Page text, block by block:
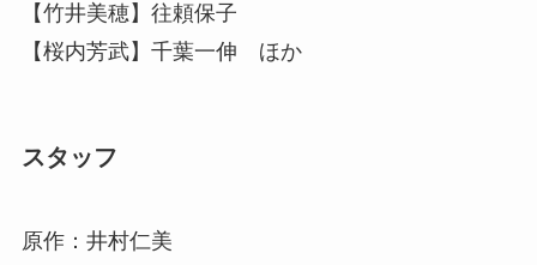
【竹井美穂】往頼保子
【桜内芳武】千葉一伸 ほか
スタッフ
原作：井村仁美